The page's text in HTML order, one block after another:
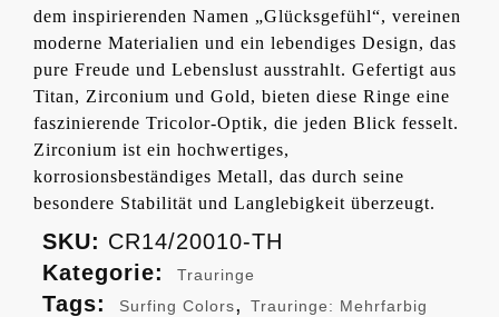
dem inspirierenden Namen „Glücksgefühl“, vereinen
moderne Materialien und ein lebendiges Design, das
pure Freude und Lebenslust ausstrahlt. Gefertigt aus
Titan, Zirconium und Gold, bieten diese Ringe eine
faszinierende Tricolor-Optik, die jeden Blick fesselt.
Zirconium ist ein hochwertiges,
korrosionsbeständiges Metall, das durch seine
besondere Stabilität und Langlebigkeit überzeugt.
SKU: CR14/20010-TH
Kategorie:
Trauringe
Tags: Surfing Colors, Trauringe: Mehrfarbig